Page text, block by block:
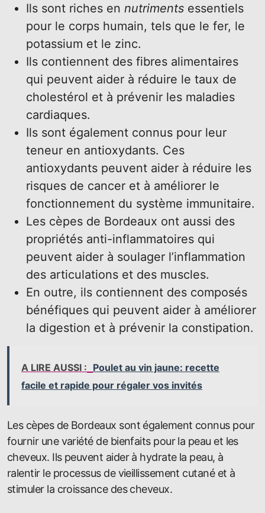
Ils sont riches en nutriments essentiels
pour le corps humain, tels que le fer, le
potassium et le zinc.
Ils contiennent des fibres alimentaires
qui peuvent aider à réduire le taux de
cholestérol et à prévenir les maladies
cardiaques.
Ils sont également connus pour leur
teneur en antioxydants. Ces
antioxydants peuvent aider à réduire les
risques de cancer et à améliorer le
fonctionnement du système immunitaire.
Les cèpes de Bordeaux ont aussi des
propriétés anti-inflammatoires qui
peuvent aider à soulager l’inflammation
des articulations et des muscles.
En outre, ils contiennent des composés
bénéfiques qui peuvent aider à améliorer
la digestion et à prévenir la constipation.
A LIRE AUSSI : Poulet au vin jaune: recette
facile et rapide pour régaler vos invités
Les cèpes de Bordeaux sont également connus pour
fournir une variété de bienfaits pour la peau et les
cheveux. Ils peuvent aider à hydrate la peau, à
ralentir le processus de vieillissement cutané et à
stimuler la croissance des cheveux.